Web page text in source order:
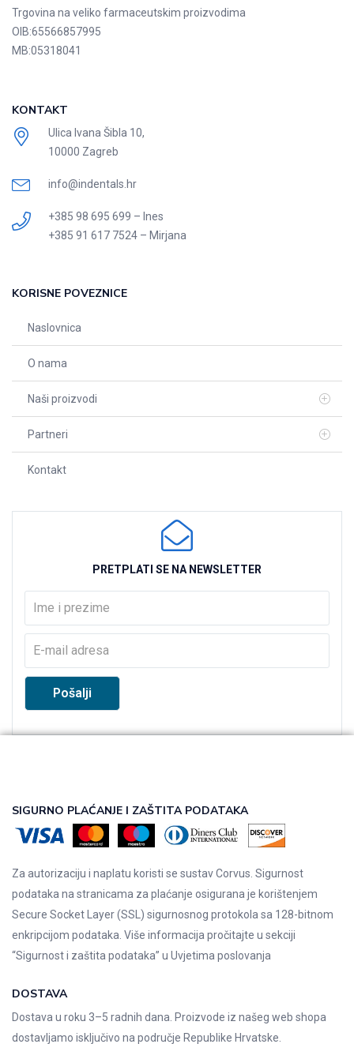
Trgovina na veliko farmaceutskim proizvodima
OIB:65566857995
MB:05318041
KONTAKT
Ulica Ivana Šibla 10,
10000 Zagreb
info@indentals.hr
+385 98 695 699 – Ines
+385 91 617 7524 – Mirjana
KORISNE POVEZNICE
Naslovnica
O nama
Naši proizvodi
Partneri
Kontakt
PRETPLATI SE NA NEWSLETTER
SIGURNO PLAĆANJE I ZAŠTITA PODATAKA
Za autorizaciju i naplatu koristi se sustav Corvus. Sigurnost
podataka na stranicama za plaćanje osigurana je korištenjem
Secure Socket Layer (SSL) sigurnosnog protokola sa 128-bitnom
enkripcijom podataka. Više informacija pročitajte u sekciji
“Sigurnost i zaštita podataka” u Uvjetima poslovanja
DOSTAVA
Dostava u roku 3–5 radnih dana. Proizvode iz našeg web shopa
dostavljamo isključivo na područje Republike Hrvatske.